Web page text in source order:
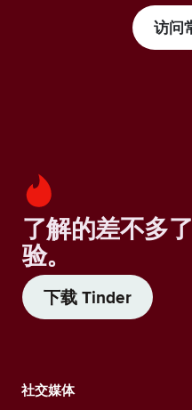
访问
了解的差不多
验。
下载 Tinder
社交媒体